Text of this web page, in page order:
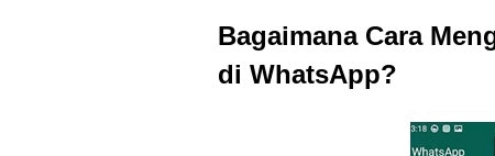
Bagaimana Cara
di WhatsApp?